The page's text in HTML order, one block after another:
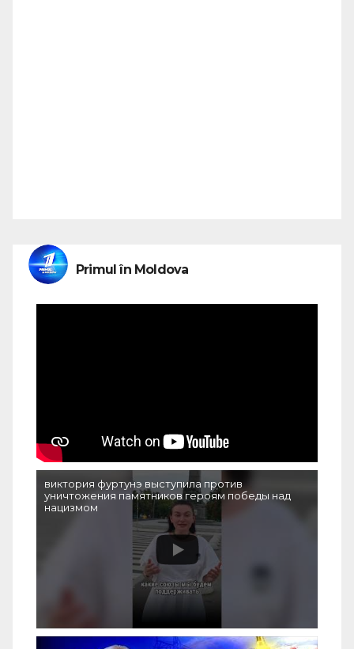
Primul în Moldova
виктория фуртунэ выступила против
уничтожения памятников героям победы над
нацизмом